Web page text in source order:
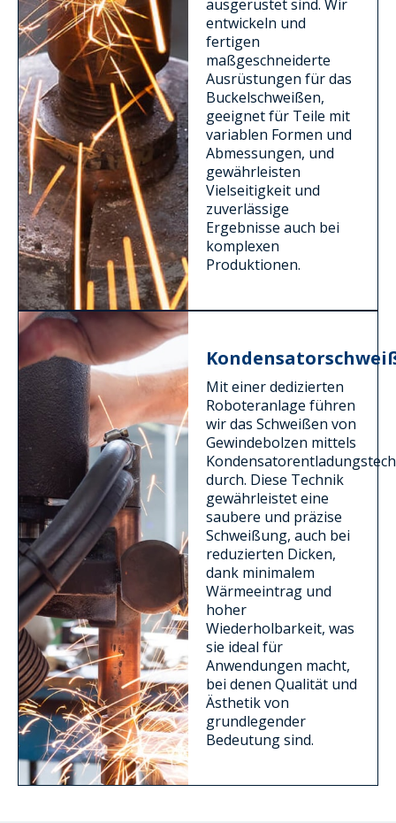
ausgerüstet sind. Wir
entwickeln und
fertigen
maßgeschneiderte
Ausrüstungen für das
Buckelschweißen,
geeignet für Teile mit
variablen Formen und
Abmessungen, und
gewährleisten
Vielseitigkeit und
zuverlässige
Ergebnisse auch bei
komplexen
Produktionen.
Mit einer dedizierten
Roboteranlage führen
wir das Schweißen von
Gewindebolzen mittels
durch. Diese Technik
gewährleistet eine
saubere und präzise
Schweißung, auch bei
reduzierten Dicken,
dank minimalem
Wärmeeintrag und
hoher
Wiederholbarkeit, was
sie ideal für
Anwendungen macht,
bei denen Qualität und
Ästhetik von
grundlegender
Bedeutung sind.